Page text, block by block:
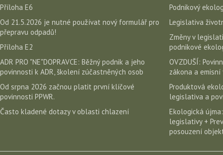
Příloha E6
Od 21.5.2026 je nutné používat nový formulář pro
přepravu odpadů!
Příloha E2
ADR PRO "NE"DOPRAVCE: Běžný podnik a jeho
povinnosti k ADR, školení zúčastněných osob
Od srpna 2026 začnou platit první klíčové
povinnosti PPWR.
Často kladené dotazy v oblasti chlazení
Podnikový
Legislativa
Změny v
podnikové
OVZDUŠÍ:
zákona a emisní
Produktová
legislativa a
Ekologická
legislativy +
posouzení